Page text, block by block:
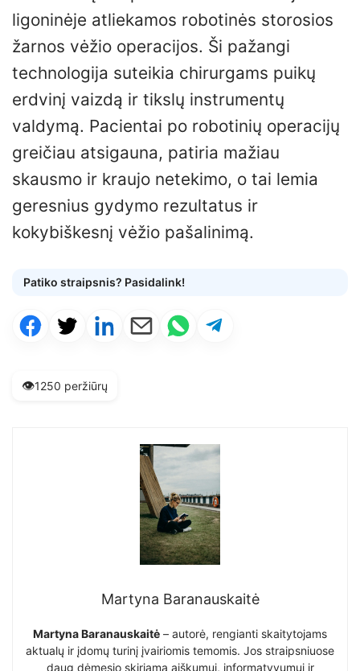
ligoninėje atliekamos robotinės storosios
žarnos vėžio operacijos. Ši pažangi
technologija suteikia chirurgams puikų
erdvinį vaizdą ir tikslų instrumentų
valdymą. Pacientai po robotinių operacijų
greičiau atsigauna, patiria mažiau
skausmo ir kraujo netekimo, o tai lemia
geresnius gydymo rezultatus ir
kokybiškesnį vėžio pašalinimą.
Patiko straipsnis? Pasidalink!
👁️1250 peržiūrų
Martyna Baranauskaitė
Martyna Baranauskaitė – autorė, rengianti skaitytojams
aktualų ir įdomų turinį įvairiomis temomis. Jos straipsniuose
daug dėmesio skiriama aiškumui, informatyvumui ir